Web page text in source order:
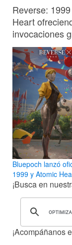
Reverse:
Heart
invocaciones
Bluepoch lanzó
1999 y Atomic
¡Busca en
¡Acompáñanos